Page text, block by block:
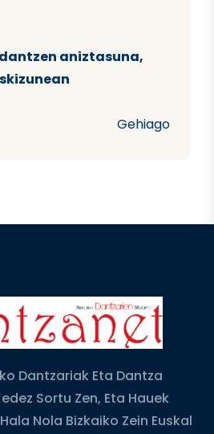
aniztasuna,
Gehiago
Dantzariak Eta Dantza
Sortu Zen, Eta Hauek
Nola Bizkaiko Zein Euskal